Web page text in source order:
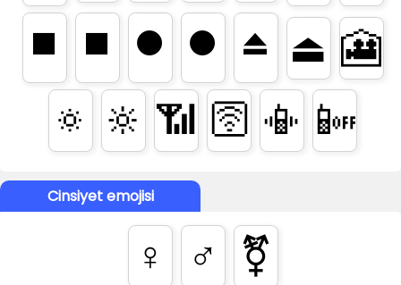
⏹️ ⏹ ⏺️ ⏺ ⏏️ ⏏ 🎦
🔅 🔆 📶 🛜 📳 📴
Cinsiyet emojisi
♀️ ♂️ ⚧